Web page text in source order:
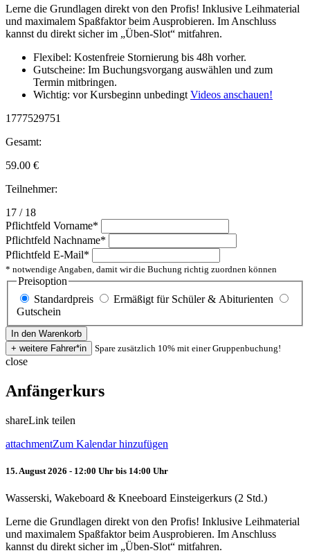
Lerne die Grundlagen direkt von den Profis! Inklusive Leihmaterial
und maximalem Spaßfaktor beim Ausprobieren. Im Anschluss
kannst du direkt sicher im „Üben-Slot“ mitfahren.
Flexibel: Kostenfreie Stornierung bis 48h vorher.
Gutscheine: Im Buchungsvorgang auswählen und zum
Termin mitbringen.
Wichtig: vor Kursbeginn unbedingt Videos anschauen!
1777529751
Gesamt:
59.00 €
Teilnehmer:
17 / 18
Pflichtfeld Vorname*
Pflichtfeld Nachname*
Pflichtfeld E-Mail*
* notwendige Angaben, damit wir die Buchung richtig zuordnen können
Preisoption
Standardpreis
Ermäßigt für Schüler & Abiturienten
Gutschein
Spare zusätzlich 10% mit einer Gruppenbuchung!
close
Anfängerkurs
shareLink teilen
attachmentZum Kalendar hinzufügen
15. August 2026 - 12:00 Uhr bis 14:00 Uhr
Wasserski, Wakeboard & Kneeboard Einsteigerkurs (2 Std.)
Lerne die Grundlagen direkt von den Profis! Inklusive Leihmaterial
und maximalem Spaßfaktor beim Ausprobieren. Im Anschluss
kannst du direkt sicher im „Üben-Slot“ mitfahren.